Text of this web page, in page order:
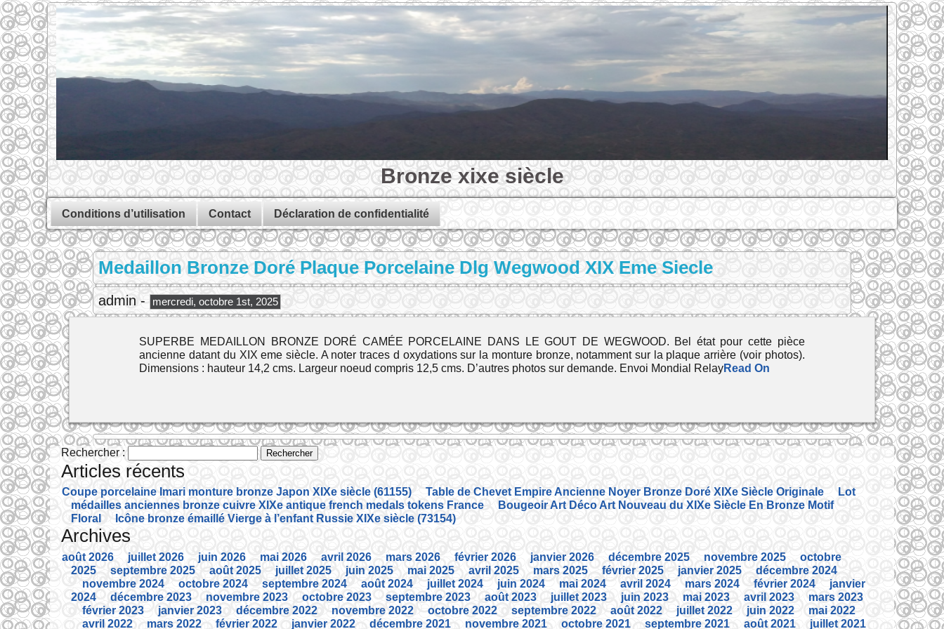
Bronze xixe siècle
Conditions d’utilisation Contact Déclaration de confidentialité
Medaillon Bronze Doré Plaque Porcelaine Dlg Wegwood XIX Eme Siecle
admin - mercredi, octobre 1st, 2025
SUPERBE MEDAILLON BRONZE DORÉ CAMÉE PORCELAINE DANS LE GOUT DE WEGWOOD. Bel état pour cette pièce
ancienne datant du XIX eme siècle. A noter traces d oxydations sur la monture bronze, notamment sur la plaque arrière (voir photos).
Dimensions : hauteur 14,2 cms. Largeur noeud compris 12,5 cms. D’autres photos sur demande. Envoi Mondial RelayRead On
Rechercher :
Articles récents
Coupe porcelaine Imari monture bronze Japon XIXe siècle (61155) Table de Chevet Empire Ancienne Noyer Bronze Doré XIXe Siècle Originale
Lot
médailles anciennes bronze cuivre XIXe antique french medals tokens France
Bougeoir Art Déco Art Nouveau du XIXe Siècle En Bronze Motif
Floral
Icône bronze émaillé Vierge à l’enfant Russie XIXe siècle (73154)
Archives
août 2026 juillet 2026 juin 2026 mai 2026 avril 2026 mars 2026 février 2026 janvier 2026 décembre 2025 novembre 2025
octobre
2025
septembre 2025 août 2025 juillet 2025 juin 2025 mai 2025 avril 2025 mars 2025 février 2025 janvier 2025
décembre 2024
novembre 2024
octobre 2024 septembre 2024 août 2024 juillet 2024 juin 2024 mai 2024 avril 2024 mars 2024 février 2024
janvier
2024
décembre 2023 novembre 2023 octobre 2023 septembre 2023 août 2023 juillet 2023 juin 2023 mai 2023 avril 2023
mars 2023
février 2023
janvier 2023 décembre 2022 novembre 2022 octobre 2022 septembre 2022 août 2022 juillet 2022 juin 2022
mai 2022
avril 2022
mars 2022 février 2022 janvier 2022 décembre 2021 novembre 2021 octobre 2021 septembre 2021 août 2021 juillet 2021